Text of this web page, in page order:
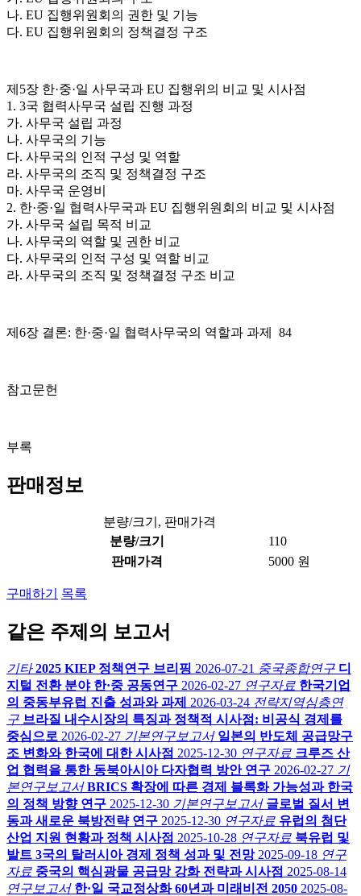
나. EU 집행위원회의 권한 및 기능
다. EU 집행위원회의 정책결정 구조
제5장 한·중·일 사무국과 EU 집행위의 비교 및 시사점
1. 3국 협력사무국 설립 진행 과정
가. 사무국 설립 과정
나. 사무국의 기능
다. 사무국의 인적 구성 및 역할
라. 사무국의 조직 및 정책결정 구조
마. 사무국 운영비
2. 한·중·일 협력사무국과 EU 집행위원회의 비교 및 시사점
가. 사무국 설립 목적 비교
나. 사무국의 역할 및 권한 비교
다. 사무국의 인적 구성 및 역할 비교
라. 사무국의 조직 및 정책결정 구조 비교
제6장 결론: 한·중·일 협력사무국의 역할과 과제 84
참고문헌
부록
판매정보
분량/크기, 판매가격
분량/크기
110
판매가격
5000 원
구매하기 목록
같은 주제의 보고서
기타 2025 KIEP 정책연구 브리핑 2026-07-21 중국종합연구 디
지털 전환 분야 한·중 공동연구 2026-02-27 연구자료 한국기업
의 중동부유럽 진출 성과와 과제
2026-03-24 전략지역심층연
구 브라질 내수시장의 특징과 정책적 시사점: 비공식 경제를
중심으로 2026-02-27 기본연구보고서 일본의 반도체 공급망구
조 변화와 한국에 대한 시사점 2025-12-30 연구자료 크루즈 산
업 협력을 통한 동북아시아 다자협력 방안 연구 2026-02-27 기
본연구보고서 BRICS 확장에 따른 경제 블록화 가능성과 한국
의 정책 방향 연구 2025-12-30 기본연구보고서 글로벌 질서 변
동과 새로운 북방전략 연구 2025-12-30 연구자료 유럽의 첨단
산업 지원 현황과 정책 시사점 2025-10-28 연구자료 북유럽 및
발트 3국의 탈러시아 경제 정책 성과 및 전망 2025-09-18 연구
자료 중국의 핵심광물 공급망 강화 전략과 시사점 2025-08-14
연구보고서 한·일 국교정상화 60년과 미래비전 2050 2025-08-